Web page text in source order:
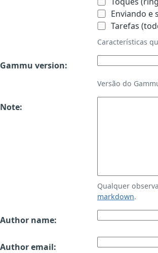
Enviando e
Tarefas
Características
Gammu version:
Versão do
Note:
Qualquer
markdown.
Author name:
Author email: